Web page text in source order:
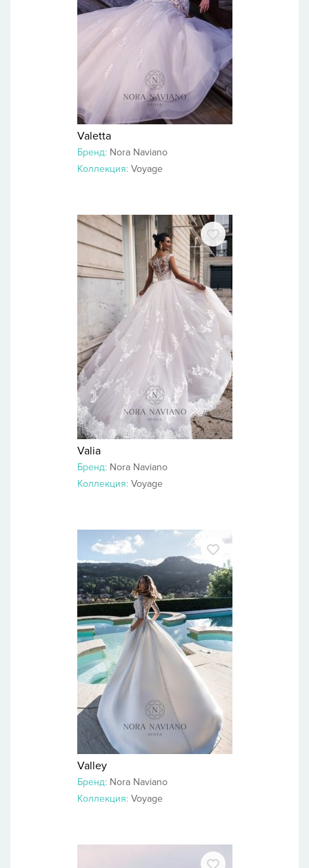
Valetta
Бренд: Nora Naviano
Коллекция: Voyage
Valia
Бренд: Nora Naviano
Коллекция: Voyage
Valley
Бренд: Nora Naviano
Коллекция: Voyage